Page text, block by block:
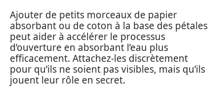
Ajouter de petits morceaux de papier
absorbant ou de coton à la base des pétales
peut aider à accélérer le processus
d’ouverture en absorbant l’eau plus
efficacement. Attachez-les discrètement
pour qu’ils ne soient pas visibles, mais qu’ils
jouent leur rôle en secret.